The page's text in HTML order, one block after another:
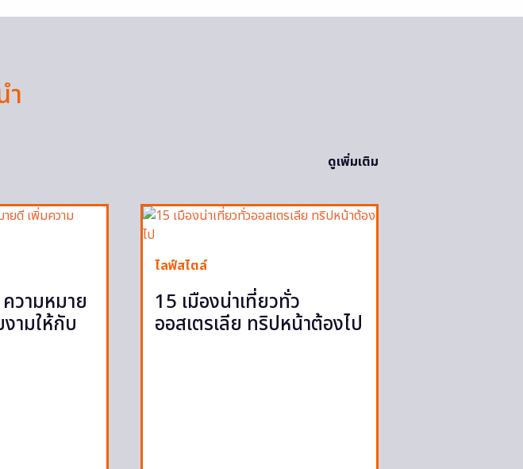
ำ
ดูเพิ่มเติม
วามหมาย
ามให้กับ
ไลฟ์สไตล์
15 เมืองน่าเที่ยวทั่ว
ออสเตรเลีย ทริปหน้าต้องไป